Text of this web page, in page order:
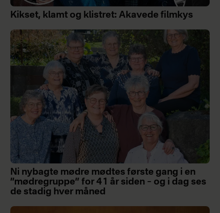
Kikset, klamt og klistret: Akavede filmkys
Ni nybagte mødre mødtes første gang i en
”mødregruppe” for 41 år siden – og i dag ses
de stadig hver måned